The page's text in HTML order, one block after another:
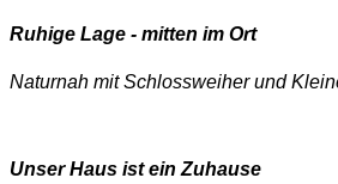
Ruhige Lage - mitten im Ort
Naturnah mit Schlossweiher und
Unser Haus ist ein Zuhause